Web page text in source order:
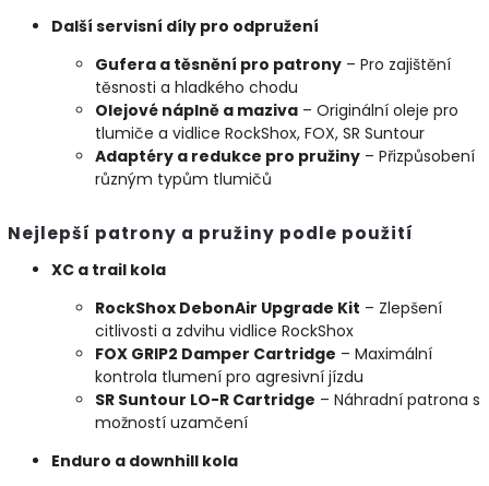
Další servisní díly pro odpružení
Gufera a těsnění pro patrony – Pro zajištění
těsnosti a hladkého chodu
Olejové náplně a maziva – Originální oleje pro
tlumiče a vidlice RockShox, FOX, SR Suntour
Adaptéry a redukce pro pružiny – Přizpůsobení
různým typům tlumičů
Nejlepší patrony a pružiny podle použití
XC a trail kola
RockShox DebonAir Upgrade Kit – Zlepšení
citlivosti a zdvihu vidlice RockShox
FOX GRIP2 Damper Cartridge – Maximální
kontrola tlumení pro agresivní jízdu
SR Suntour LO-R Cartridge – Náhradní patrona s
možností uzamčení
Enduro a downhill kola